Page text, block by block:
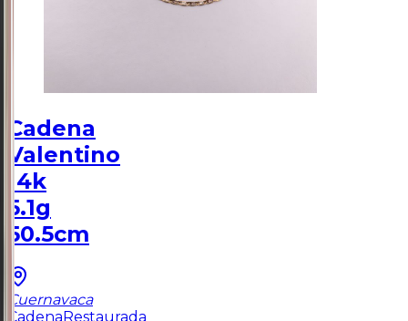
Cadena
Valentino
14k
5.1g
50.5cm
Cuernavaca
CadenaRestaurada